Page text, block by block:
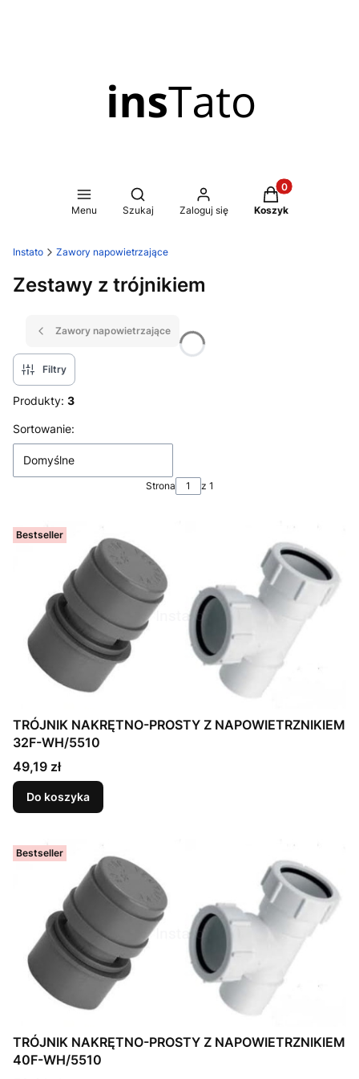
Menu
Otwórz wyszukiwarkę
Szukaj Zaloguj się
Produkty w
Koszyk
Instato Zawory napowietrzające
Zestawy z trójnikiem
Zawory napowietrzające
Filtry
Produkty: 3
Lista produktów
Sortowanie:
Domyślne
Strona z 1
Bestseller
TRÓJNIK NAKRĘTNO-PROSTY Z NAPOWIETRZNIKIEM
32F-WH/5510
Cena
49,19 zł
Do koszyka
Bestseller
TRÓJNIK NAKRĘTNO-PROSTY Z NAPOWIETRZNIKIEM
40F-WH/5510